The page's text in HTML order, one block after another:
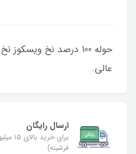
حوله 100 درصد نخ
عالی.
ارسال رایگان
برای
فرشینه)